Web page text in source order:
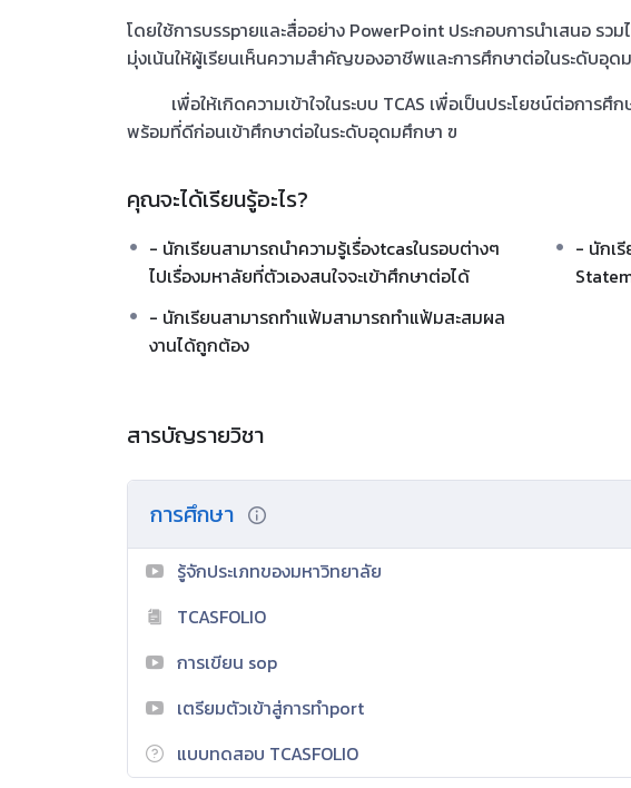
โดยใช้การบรรpายและสื่ออย่าง PowerPoint ประกอบการนำเสนอ รว
มุ่งเน้นให้ผู้เรียนเห็นความสำคัญของอาชีพและการศึกษาต่อในระดับอุดม
เพื่อให้เกิดความเข้าใจในระบบ TCAS เพื่อเป็นประโยชน์ต่อการศึ
พร้อมที่ดีก่อนเข้าศึกษาต่อในระดับอุดมศึกษา ฃ
คุณจะได้เรียนรู้อะไร?
- นักเรียนสามารถนำความรู้เรื่องtcasในรอบต่างๆ
ไปเรื่องมหาลัยที่ตัวเองสนใจจะเข้าศึกษาต่อได้
- นักเรี
- นักเรียนสามารถทำแฟ้มสามารถทำแฟ้มสะสมผล
งานได้ถูกต้อง
สารบัญรายวิชา
การศึกษา
รู้จักประเภทของมหาวิทยาลัย
TCASFOLIO
การเขียน sop
เตรียมตัวเข้าสู่การทำport
แบบทดสอบ TCASFOLIO